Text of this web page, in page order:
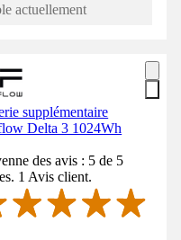
actuellement
supplémentaire
Delta 3 1024Wh
des avis : 5 de 5
1 Avis client.